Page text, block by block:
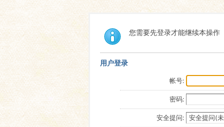
您需要先登录才能继续本操作
用户登录
帐号:
密码:
安全提问: